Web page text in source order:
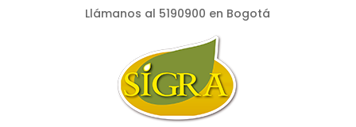
Llámanos al 5190900 en Bogotá